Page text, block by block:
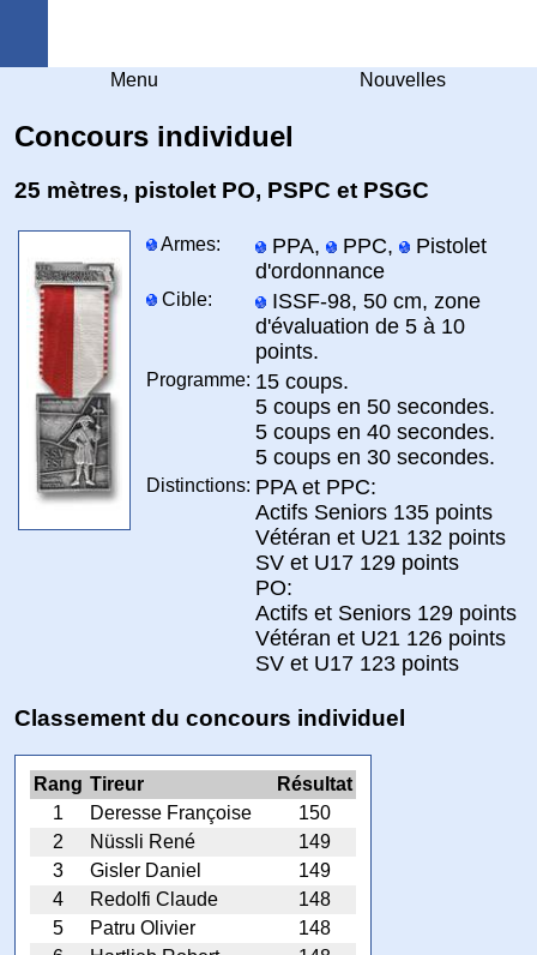
Menu Nouvelles
Concours individuel
25 mètres, pistolet PO, PSPC et PSGC
Armes: PPA, PPC,
Pistolet
d'ordonnance
Cible:
ISSF-98, 50 cm, zone
d'évaluation de 5 à 10
points.
Programme: 15 coups.
5 coups en 50 secondes.
5 coups en 40 secondes.
5 coups en 30 secondes.
Distinctions: PPA et PPC:
Actifs Seniors 135 points
Vétéran et U21 132 points
SV et U17 129 points
PO:
Actifs et Seniors 129 points
Vétéran et U21 126 points
SV et U17 123 points
Classement du concours individuel
Rang Tireur
Résultat
1
Deresse Françoise
150
2
Nüssli René
149
3
Gisler Daniel
149
4
Redolfi Claude
148
5
Patru Olivier
148